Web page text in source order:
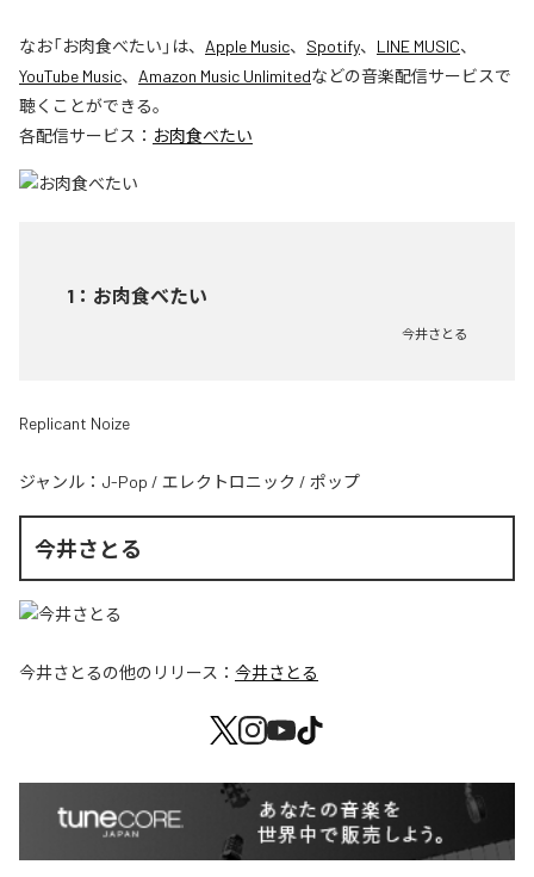
なお「お肉食べたい 」は、 Apple Music、 Spotify、 LINE MUSIC、
YouTube Music、 Amazon Music Unlimitedなどの音楽配信サービスで
聴くことができる。
各配信サービス： お肉食べたい
1 ： お肉食べたい
今井さとる
Replicant Noize
ジャンル： J-Pop / エレクトロニック / ポップ
今井さとる
今井さとるの他のリリース： 今井さとる